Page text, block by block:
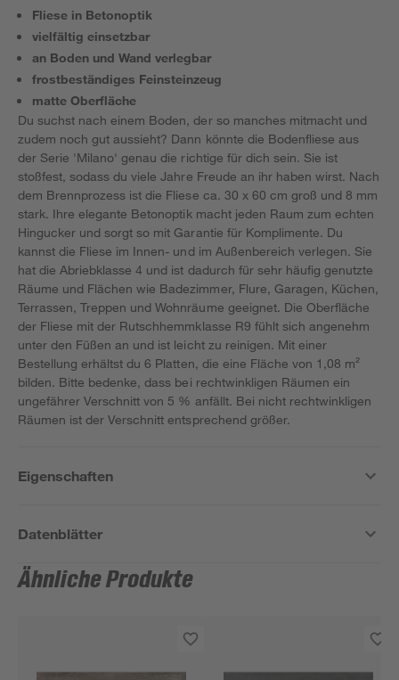
Fliese in Betonoptik
vielfältig einsetzbar
an Boden und Wand verlegbar
frostbeständiges Feinsteinzeug
matte Oberfläche
Du suchst nach einem Boden, der so manches mitmacht und
zudem noch gut aussieht? Dann könnte die Bodenfliese aus
der Serie 'Milano' genau die richtige für dich sein. Sie ist
stoßfest, sodass du viele Jahre Freude an ihr haben wirst. Nach
dem Brennprozess ist die Fliese ca. 30 x 60 cm groß und 8 mm
stark. Ihre elegante Betonoptik macht jeden Raum zum echten
Hingucker und sorgt so mit Garantie für Komplimente. Du
kannst die Fliese im Innen- und im Außenbereich verlegen. Sie
hat die Abriebklasse 4 und ist dadurch für sehr häufig genutzte
Räume und Flächen wie Badezimmer, Flure, Garagen, Küchen,
Terrassen, Treppen und Wohnräume geeignet. Die Oberfläche
der Fliese mit der Rutschhemmklasse R9 fühlt sich angenehm
unter den Füßen an und ist leicht zu reinigen. Mit einer
Bestellung erhältst du 6 Platten, die eine Fläche von 1,08 m²
bilden. Bitte bedenke, dass bei rechtwinkligen Räumen ein
ungefährer Verschnitt von 5 % anfällt. Bei nicht rechtwinkligen
Räumen ist der Verschnitt entsprechend größer.
Eigenschaften
Datenblätter
Ähnliche Produkte